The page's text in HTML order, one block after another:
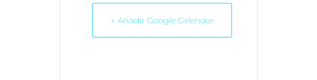
+ Añadir Google Calendar